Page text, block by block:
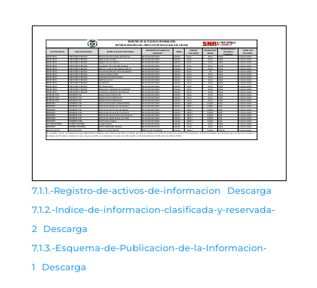
7.1.1.-Registro-de-activos-de-informacion
Descarga
7.1.2.-Indice-de-informacion-clasificada-y-reservada-
2
Descarga
7.1.3.-Esquema-de-Publicacion-de-la-Informacion-
1
Descarga